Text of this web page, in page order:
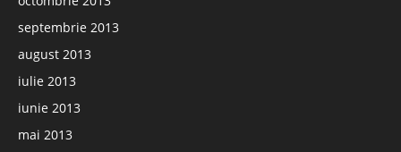
septembrie 2013
august 2013
iulie 2013
iunie 2013
mai 2013